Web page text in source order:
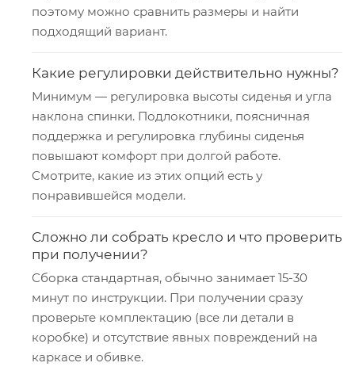
поэтому можно сравнить размеры и найти
подходящий вариант.
Какие регулировки действительно нужны?
Минимум — регулировка высоты сиденья и угла
наклона спинки. Подлокотники, поясничная
поддержка и регулировка глубины сиденья
повышают комфорт при долгой работе.
Смотрите, какие из этих опций есть у
понравившейся модели.
Сложно ли собрать кресло и что проверить
при получении?
Сборка стандартная, обычно занимает 15-30
минут по инструкции. При получении сразу
проверьте комплектацию (все ли детали в
коробке) и отсутствие явных повреждений на
каркасе и обивке.